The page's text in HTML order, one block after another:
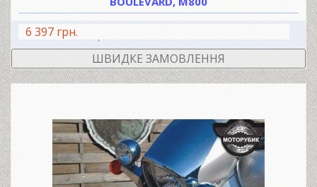
6 397 грн.
ШВИДКЕ ЗАМОВЛЕННЯ